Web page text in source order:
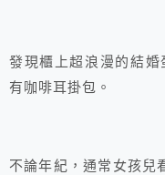
發現櫃上超浪漫的結
有咖啡耳掛包。
不論年紀，通常女孩兒